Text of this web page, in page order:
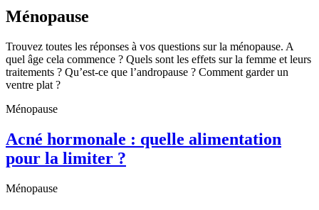
Ménopause
Trouvez toutes les réponses à vos questions sur la ménopause. A
quel âge cela commence ? Quels sont les effets sur la femme et leurs
traitements ? Qu’est-ce que l’andropause ? Comment garder un
ventre plat ?
Ménopause
Acné hormonale : quelle alimentation
pour la limiter ?
Ménopause